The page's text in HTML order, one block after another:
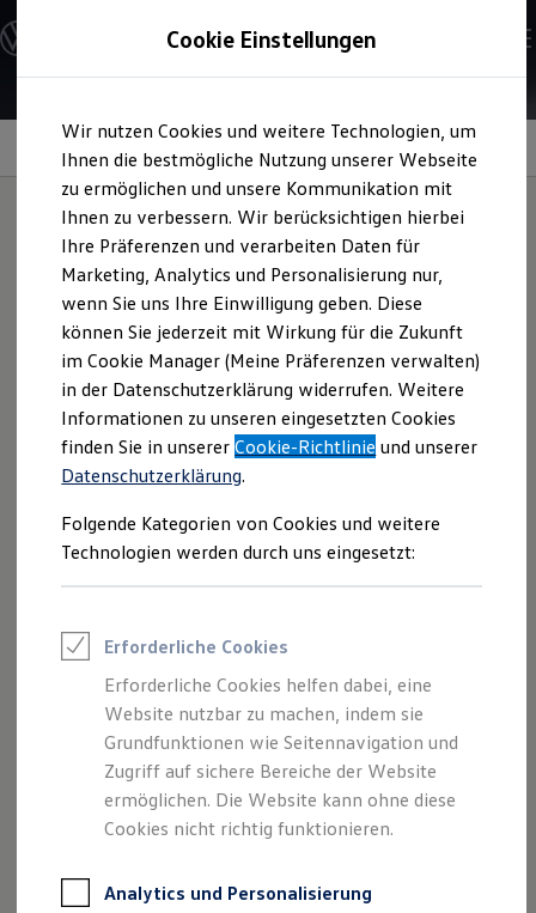
Hauptinhalt
springen
Footer
springen
Modelle und Konfigurator
Konfigurator
Modelle vergleichen
Elektroautos
ENERGY Sondermodelle
Nutzfahrzeuge
SUV und CUV
Familienautos
Kombis
Kompaktwagen
Sportwagen
Schnell verfügbare Fahrzeuge
Angebote und Produkte
Aktuelle Angebote
E-Auto-Förderung
Volkswagen Marktplatz
Die ENERGY Sondermodelle
Junge Gebrauchtwagen und Gebrauchtwagen
Volkswagen Zertifizierte Gebrauchtwagen
Elektromobilität bei Gebrauchtwagen
Saisonangebote
Reifenpakete
Leasing
Leasing-Angebote
Elektroauto Leasing
Kleinwagen-Leasing
Leasing ohne Anzahlung
Finanzierung
Autokredit mit Schlussrate
Versicherungen und Garantien
Kfz-Versicherung
Restschuldversicherungen
Garantien
Professional Class bei Volkswagen
Information
Rekuperationsbremse
Während bei reinen Verbrennerautos die beim Bremsen
freiwerdende Energie an die Umwelt verloren geht, können
unsere Elektroautos diese nutzen, um damit die
Hochvoltbatterie wieder aufzuladen. Das Prinzip dahinter ist
vergleichbar mit dem eines Fahrraddynamos. Der
Elektromotor wird zu einem Generator, der durch die
Bewegungsenergie angetrieben wird und Strom erzeugt –
aus kinetischer wird elektrische Energie. Man spricht bei
diesem Vorgang von rekuperieren.
Beim Bremsen entsteht durch die Reibung an den
Bremsbelägen bzw. Bremsbacken Wärme, sprich kinetische
Energie. Die Bewegungsenergie wird von den Rädern über
den Antriebsstrang bis zum Motor übertragen. Dieser
wechselt in den Generatorbetrieb und nutzt den
elektrischen Widerstand, um einerseits das Auto
Batterie Ihres Elektro- oder Hybridautos eingespeist wird.
Cookie Einstellungen
Wir nutzen Cookies und weitere Technologien, um
Ihnen die bestmögliche Nutzung unserer Webseite
zu ermöglichen und unsere Kommunikation mit
Ihnen zu verbessern. Wir berücksichtigen hierbei
Ihre Präferenzen und verarbeiten Daten für
Marketing, Analytics und Personalisierung nur,
wenn Sie uns Ihre Einwilligung geben. Diese
können Sie jederzeit mit Wirkung für die Zukunft
im Cookie Manager (Meine Präferenzen verwalten)
in der Datenschutzerklärung widerrufen. Weitere
Informationen zu unseren eingesetzten Cookies
finden Sie in unsererCookie-Richtlinie und unserer
Datenschutzerklärung.
Folgende Kategorien von Cookies und weitere
Technologien werden durch uns eingesetzt:
Erforderliche Cookies
Erforderliche Cookies helfen dabei, eine
Website nutzbar zu machen, indem sie
Grundfunktionen wie Seitennavigation und
Zugriff auf sichere Bereiche der Website
ermöglichen. Die Website kann ohne diese
Cookies nicht richtig funktionieren.
Analytics und Personalisierung